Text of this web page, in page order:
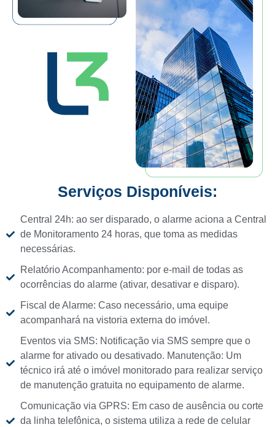
Serviços Disponíveis:
Central 24h: ao ser disparado, o alarme aciona a Central
de Monitoramento 24 horas, que toma as medidas
necessárias.
Relatório Acompanhamento: por e-mail de todas as
ocorrências do alarme (ativar, desativar e disparo).
Fiscal de Alarme: Caso necessário, uma equipe
acompanhará na vistoria externa do imóvel.
Eventos via SMS: Notificação via SMS sempre que o
alarme for ativado ou desativado. Manutenção: Um
técnico irá até o imóvel monitorado para realizar serviço
de manutenção gratuita no equipamento de alarme.
Comunicação via GPRS: Em caso de ausência ou corte
da linha telefônica, o sistema utiliza a rede de celular